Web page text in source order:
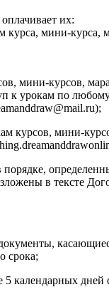
их:
курса, мини-
мини-курсов,
к урокам по
курсов, мини-
в тексте
срока;
календарных дней